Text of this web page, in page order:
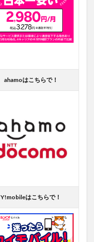
ahamoはこちらで！
Y!mobileはこちらで！